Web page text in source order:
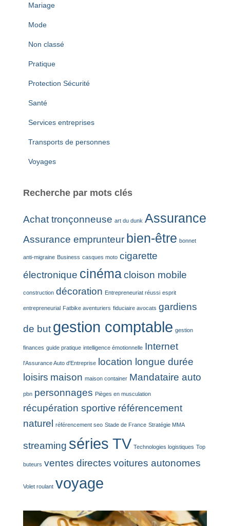
Mariage
Mode
Non classé
Pratique
Protection Sécurité
Santé
Services entreprises
Transports de personnes
Voyages
Recherche par mots clés
Achat tronçonneuse art du dunk Assurance
Assurance emprunteur bien-être bonnet
anti-migraine Business casques moto cigarette
électronique cinémacloison mobile
construction décoration Entrepreneuriat réussi esprit
entrepreneurial Fatbike aventuriers fiduciaire avocats gardiens
de but gestion comptable gestion
finances guide pratique intelligence émotionnelle Internet
l'Assurance Auto d'Entreprise location longue durée
loisirs maison maison container Mandataire auto
pbn personnages Pièges en musculation
récupération sportive référencement
naturel référencement seo Stade de France Stratégie MMA
streaming séries TV Technologies logistiques Top
buteurs ventes directes voitures autonomes
Volet roulant voyage